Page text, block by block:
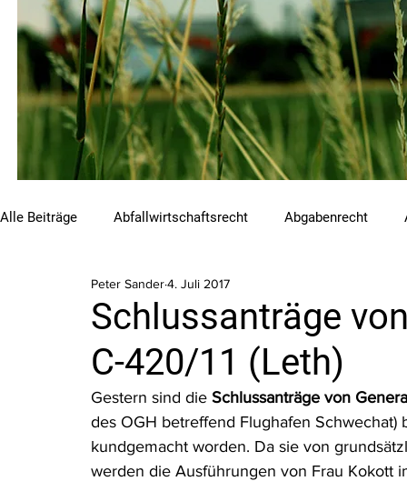
Alle Beiträge Abfallwirtschaftsrecht Abgabenrecht
Beihilfen und Förderungen
Luftreinhalterecht Naturschutzrecht
(Umwelt-)Strafrecht Tierschutzrecht
Schlussanträge
C-420/11 (Leth)
Peter Sander4. Juli 2017
Gestern sind die Schlussanträge von
des OGH betreffend Flughafen
kundgemacht worden. Da sie von
werden die Ausführungen von Frau Kokott